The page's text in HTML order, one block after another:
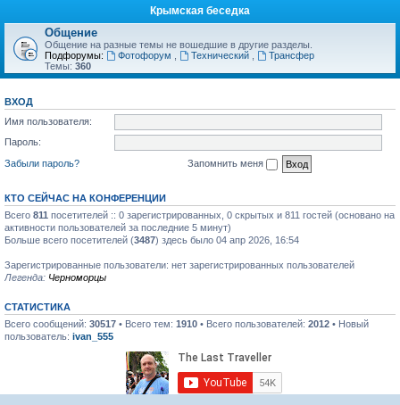
Крымская беседка
Общение
Общение на разные темы не вошедшие в другие разделы.
Подфорумы:
Фотофорум Технический
Трансфер
Темы: 360
ВХОД
Имя пользователя:
Пароль:
Забыли пароль?
Запомнить меня
КТО СЕЙЧАС НА КОНФЕРЕНЦИИ
Всего 811 посетителей :: 0 зарегистрированных, 0 скрытых и 811 гостей (основано на
активности пользователей за последние 5 минут)
Больше всего посетителей (3487) здесь было 04 апр 2026, 16:54
Зарегистрированные пользователи: нет зарегистрированных пользователей
Легенда: Черноморцы
СТАТИСТИКА
Всего сообщений: 30517 • Всего тем: 1910 • Всего пользователей: 2012 • Новый
пользователь: ivan_555